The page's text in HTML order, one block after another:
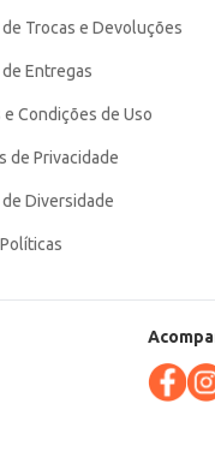
Trocas e Devoluções
Entregas
e Condições de Uso
de Privacidade
Diversidade